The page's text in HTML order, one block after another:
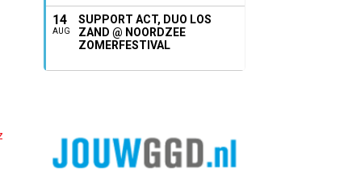
14
AUG
SUPPORT ACT, DUO LOS
ZAND @ NOORDZEE
ZOMERFESTIVAL